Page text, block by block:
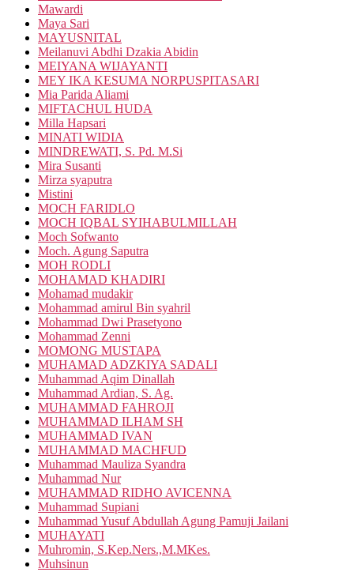
Mawardi
Maya Sari
MAYUSNITAL
Meilanuvi Abdhi Dzakia Abidin
MEIYANA WIJAYANTI
MEY IKA KESUMA NORPUSPITASARI
Mia Parida Aliami
MIFTACHUL HUDA
Milla Hapsari
MINATI WIDIA
MINDREWATI, S. Pd. M.Si
Mira Susanti
Mirza syaputra
Mistini
MOCH FARIDLO
MOCH IQBAL SYIHABULMILLAH
Moch Sofwanto
Moch. Agung Saputra
MOH RODLI
MOHAMAD KHADIRI
Mohamad mudakir
Mohammad amirul Bin syahril
Mohammad Dwi Prasetyono
Mohammad Zenni
MOMONG MUSTAPA
MUHAMAD ADZKIYA SADALI
Muhammad Aqim Dinallah
Muhammad Ardian, S. Ag.
MUHAMMAD FAHROJI
MUHAMMAD ILHAM SH
MUHAMMAD IVAN
MUHAMMAD MACHFUD
Muhammad Mauliza Syandra
Muhammad Nur
MUHAMMAD RIDHO AVICENNA
Muhammad Supiani
Muhammad Yusuf Abdullah Agung Pamuji Jailani
MUHAYATI
Muhromin, S.Kep.Ners.,M.MKes.
Muhsinun